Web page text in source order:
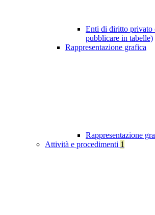
Enti di diritto privato
pubblicare in tabelle)
Rappresentazione grafica
Rappresentazione
Attività e procedimenti 1